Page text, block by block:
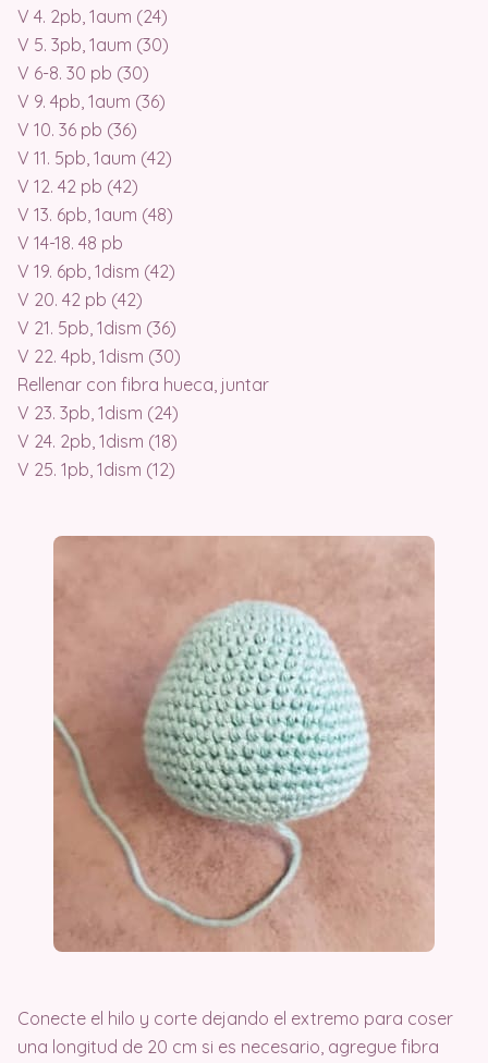
V 4. 2pb, 1aum (24)
V 5. 3pb, 1aum (30)
V 6-8. 30 pb (30)
V 9. 4pb, 1aum (36)
V 10. 36 pb (36)
V 11. 5pb, 1aum (42)
V 12. 42 pb (42)
V 13. 6pb, 1aum (48)
V 14-18. 48 pb
V 19. 6pb, 1dism (42)
V 20. 42 pb (42)
V 21. 5pb, 1dism (36)
V 22. 4pb, 1dism (30)
Rellenar con fibra hueca, juntar
V 23. 3pb, 1dism (24)
V 24. 2pb, 1dism (18)
V 25. 1pb, 1dism (12)
Conecte el hilo y corte dejando el extremo para coser
una longitud de 20 cm si es necesario, agregue fibra